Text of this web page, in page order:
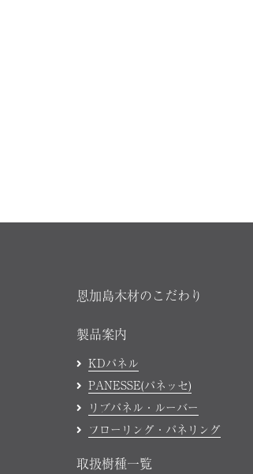
恩加島木材のこだわり
製品案内
KDパネル
PANESSE(パネッセ)
リブパネル・ルーバー
フローリング・パネリング
取扱樹種一覧